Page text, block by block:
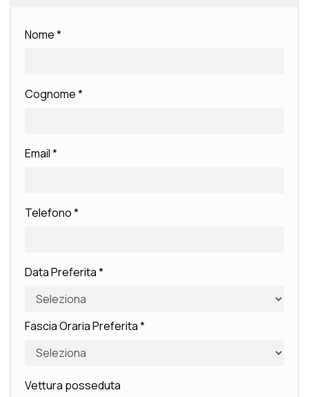
Nome*
Cognome*
Email*
Telefono*
Data Preferita*
Fascia Oraria Preferita*
Vettura posseduta